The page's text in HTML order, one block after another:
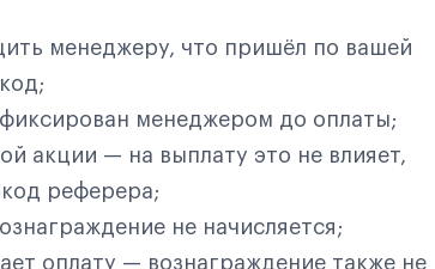
менеджеру, что пришёл по вашей
менеджером до оплаты;
акции — на выплату это не влияет,
реферера;
не начисляется;
оплату — вознаграждение также не